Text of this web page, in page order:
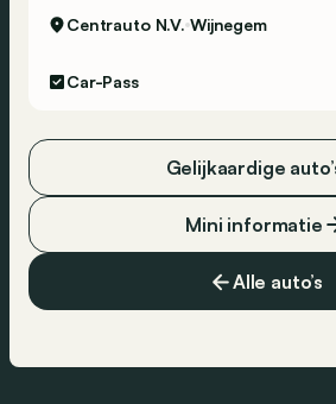
Centrauto N.V. Wijnegem
Car-Pass
Alle auto’s
Mini informatie
Gelijkaardige